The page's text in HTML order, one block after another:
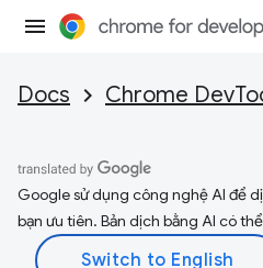
Docs Chrome
Google sử dụng công nghệ AI để
bạn ưu tiên. Bản dịch bằng AI có